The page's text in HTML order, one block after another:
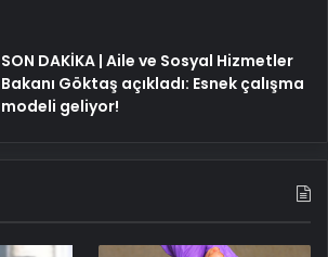
SON DAKİKA | Aile ve Sosyal Hizmetler
Bakanı Göktaş açıkladı: Esnek çalışma
modeli geliyor!